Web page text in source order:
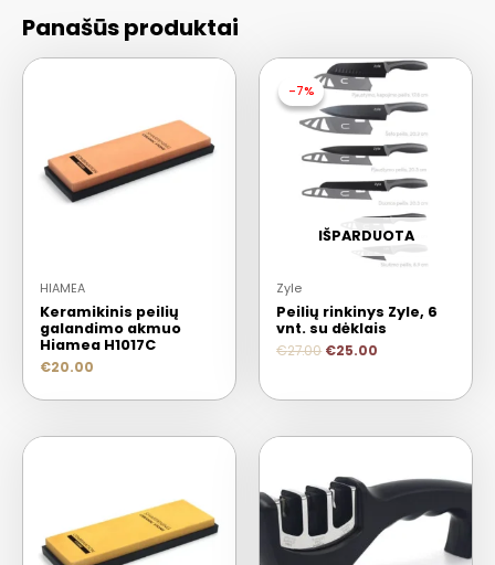
Panašūs produktai
HIAMEA
Keramikinis peilių
galandimo akmuo
Hiamea H1017C
€20.00
-7%
IŠPARDUOTA
-7%
Zyle
Peilių rinkinys Zyle, 6
vnt. su dėklais
€27.00 €25.00